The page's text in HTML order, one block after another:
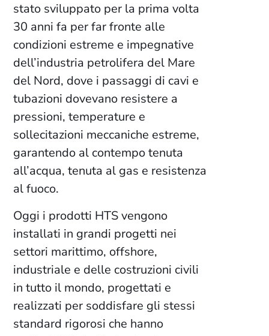
stato sviluppato per la prima volta
30 anni fa per far fronte alle
condizioni estreme e impegnative
dell’industria petrolifera del Mare
del Nord, dove i passaggi di cavi e
tubazioni dovevano resistere a
pressioni, temperature e
sollecitazioni meccaniche estreme,
garantendo al contempo tenuta
all’acqua, tenuta al gas e resistenza
al fuoco.
Oggi i prodotti HTS vengono
installati in grandi progetti nei
settori marittimo, offshore,
industriale e delle costruzioni civili
in tutto il mondo, progettati e
realizzati per soddisfare gli stessi
standard rigorosi che hanno